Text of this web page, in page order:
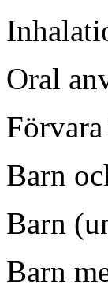
Oral
Barn
Barn
Barn